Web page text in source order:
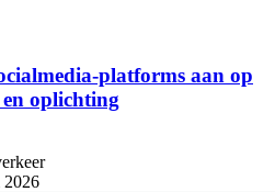
platforms aan op
oplichting
2026